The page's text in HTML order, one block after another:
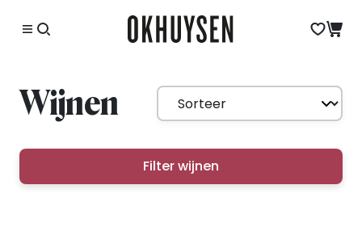
Wijnen
Filter wijnen